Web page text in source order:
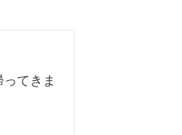
てきま